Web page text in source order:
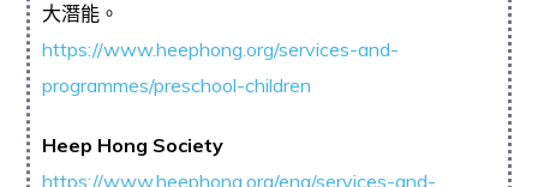
大潛能。
https://www.heephong.org/services-and-
programmes/preschool-children
Heep Hong Society
https://www.heephong.org/eng/services-and-